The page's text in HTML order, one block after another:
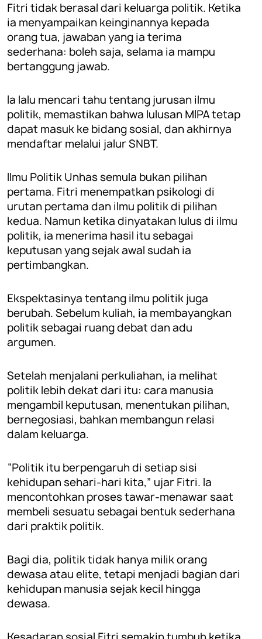
Fitri tidak berasal dari keluarga politik. Ketika
ia menyampaikan keinginannya kepada
orang tua, jawaban yang ia terima
sederhana: boleh saja, selama ia mampu
bertanggung jawab.
Ia lalu mencari tahu tentang jurusan ilmu
politik, memastikan bahwa lulusan MIPA tetap
dapat masuk ke bidang sosial, dan akhirnya
mendaftar melalui jalur SNBT.
Ilmu Politik Unhas semula bukan pilihan
pertama. Fitri menempatkan psikologi di
urutan pertama dan ilmu politik di pilihan
kedua. Namun ketika dinyatakan lulus di ilmu
politik, ia menerima hasil itu sebagai
keputusan yang sejak awal sudah ia
pertimbangkan.
Ekspektasinya tentang ilmu politik juga
berubah. Sebelum kuliah, ia membayangkan
politik sebagai ruang debat dan adu
argumen.
Setelah menjalani perkuliahan, ia melihat
politik lebih dekat dari itu: cara manusia
mengambil keputusan, menentukan pilihan,
bernegosiasi, bahkan membangun relasi
dalam keluarga.
“Politik itu berpengaruh di setiap sisi
kehidupan sehari-hari kita,” ujar Fitri. Ia
mencontohkan proses tawar-menawar saat
membeli sesuatu sebagai bentuk sederhana
dari praktik politik.
Bagi dia, politik tidak hanya milik orang
dewasa atau elite, tetapi menjadi bagian dari
kehidupan manusia sejak kecil hingga
dewasa.